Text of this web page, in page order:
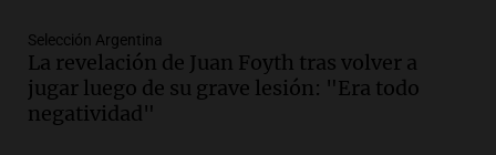
la ley de tierras
Noticias
Episodios
Audio.El gobierno sufre una derrota y
Selección Argentina
La revelación de Juan Foyth tras volver a
jugar luego de su grave lesión: "Era todo
negatividad"